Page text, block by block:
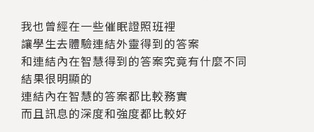
我也曾經在一些催眠證照班裡
讓學生去體驗連結外靈得到的答案
和連結內在智慧得到的答案究竟有什麼不同
結果很明顯的
連結內在智慧的答案都比較務實
而且訊息的深度和強度都比較好